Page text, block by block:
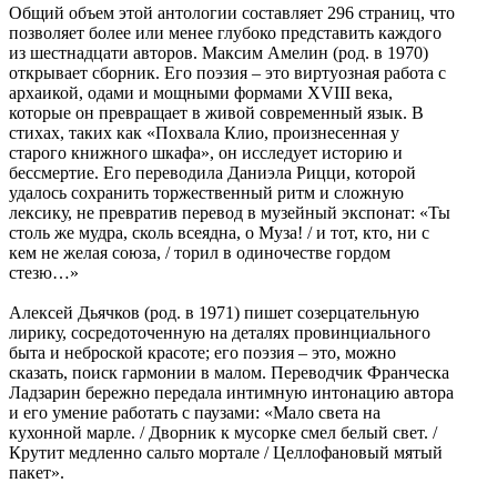
Общий объем этой антологии составляет 296 страниц, что
позволяет более или менее глубоко представить каждого
из шестнадцати авторов. Максим Амелин (род. в 1970)
открывает сборник. Его поэзия ‒ это виртуозная работа с
архаикой, одами и мощными формами XVIII века,
которые он превращает в живой современный язык. В
стихах, таких как «Похвала Клио, произнесенная у
старого книжного шкафа», он исследует историю и
бессмертие. Его переводила Даниэла Рицци, которой
удалось сохранить торжественный ритм и сложную
лексику, не превратив перевод в музейный экспонат: «Ты
столь же мудра, сколь всеядна, о Муза! / и тот, кто, ни с
кем не желая союза, / торил в одиночестве гордом
стезю…»
Алексей Дьячков (род. в 1971) пишет созерцательную
лирику, сосредоточенную на деталях провинциального
быта и неброской красоте; его поэзия ‒ это, можно
сказать, поиск гармонии в малом. Переводчик Франческа
Ладзарин бережно передала интимную интонацию автора
и его умение работать с паузами: «Мало света на
кухонной марле. / Дворник к мусорке смел белый свет. /
Крутит медленно сальто мортале / Целлофановый мятый
пакет».